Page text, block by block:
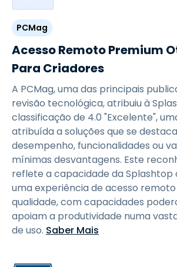
PCMag
Acesso Remoto Premium
Para Criadores
A PCMag, uma das principais
revisão tecnológica, atribuiu à
classificação de 4.0 "Excelente",
atribuída a soluções que se
desempenho, funcionalidades ou
mínimas desvantagens. Este
reflete a capacidade da
uma experiência de acesso
qualidade, com capacidades
apoiam a produtividade numa
de uso. Saber Mais